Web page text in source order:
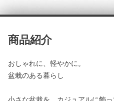
商品紹介
おしゃれに、軽やかに。
盆栽のある暮らし
小さな盆栽を、カジュアルに飾